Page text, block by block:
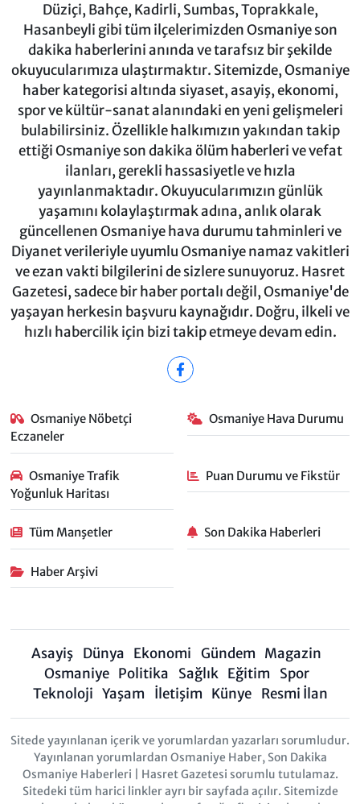
Düziçi, Bahçe, Kadirli, Sumbas, Toprakkale,
Hasanbeyli gibi tüm ilçelerimizden Osmaniye son
dakika haberlerini anında ve tarafsız bir şekilde
okuyucularımıza ulaştırmaktır. Sitemizde, Osmaniye
haber kategorisi altında siyaset, asayiş, ekonomi,
spor ve kültür-sanat alanındaki en yeni gelişmeleri
bulabilirsiniz. Özellikle halkımızın yakından takip
ettiği Osmaniye son dakika ölüm haberleri ve vefat
ilanları, gerekli hassasiyetle ve hızla
yayınlanmaktadır. Okuyucularımızın günlük
yaşamını kolaylaştırmak adına, anlık olarak
güncellenen Osmaniye hava durumu tahminleri ve
Diyanet verileriyle uyumlu Osmaniye namaz vakitleri
ve ezan vakti bilgilerini de sizlere sunuyoruz. Hasret
Gazetesi, sadece bir haber portalı değil, Osmaniye'de
yaşayan herkesin başvuru kaynağıdır. Doğru, ilkeli ve
hızlı habercilik için bizi takip etmeye devam edin.
Osmaniye Nöbetçi
Eczaneler
Osmaniye Hava Durumu
Osmaniye Trafik
Yoğunluk Haritası
Puan Durumu ve Fikstür
Tüm Manşetler Son Dakika Haberleri
Haber Arşivi
Asayiş Dünya Ekonomi Gündem Magazin
Osmaniye Politika Sağlık Eğitim
Spor
Teknoloji Yaşam İletişim Künye Resmi İlan
Sitede yayınlanan içerik ve yorumlardan yazarları sorumludur.
Yayınlanan yorumlardan Osmaniye Haber, Son Dakika
Osmaniye Haberleri | Hasret Gazetesi sorumlu tutulamaz.
Sitedeki tüm harici linkler ayrı bir sayfada açılır. Sitemizde